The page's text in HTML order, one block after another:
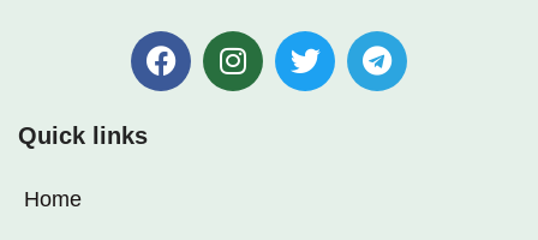
Quick links
Home